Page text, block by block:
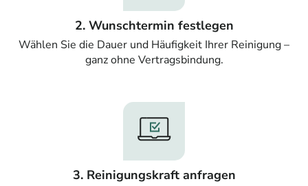
2. Wunschtermin festlegen
Wählen Sie die Dauer und Häufigkeit Ihrer Reinigung –
ganz ohne Vertragsbindung.
3. Reinigungskraft anfragen